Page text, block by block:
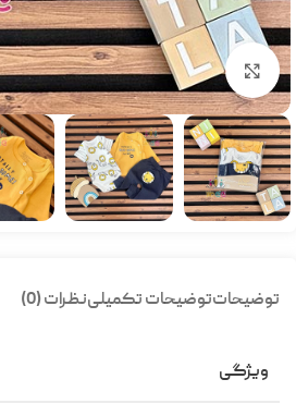
بزرگنمایی تصویر
توضیحاتتوضیحات تکمیلینظرات (0)
ویژگی